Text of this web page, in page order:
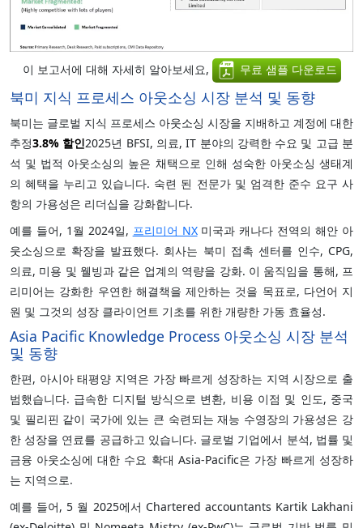
이 보고서에 대해 자세히 알아보세요, 무료 샘플 다운로드
북미 지식 프로세스 아웃소싱 시장 분석 및 동향
북미는 글로벌 지식 프로세스 아웃소싱 시장을 지배하고 계정에 대한
추정3.8% 할인2025년 BFSI, 의료, IT 분야의 강력한 수요 및 고급 분
석 및 법적 아웃소싱의 높은 채택으로 인해 성숙한 아웃소싱 생태계
의 혜택을 누리고 있습니다. 숙련 된 전문가 및 엄격한 준수 요구 사
항의 가용성은 리더십을 강화합니다.
예를 들어, 1월 2024일, 프리미어 NX미국과 캐나다 전역의 해안 아
웃소싱으로 확장을 발표했다. 회사는 북미 접촉 센터를 인수, CPG,
의료, 미용 및 웰빙과 같은 업계의 역량을 강화. 이 움직임을 통해, 프
리미어는 강화한 우연한 해결책을 제안하는 것을 목표로, 다언어 지
원 및 그것의 성장 클라이언트 기초를 위한 개량한 가동 효율성.
Asia Pacific Knowledge Process 아웃소싱 시장 분석
및 동향
한편, 아시아 태평양 지역은 가장 빠르게 성장하는 지역 시장으로 출
범했습니다. 급속한 디지털 방식으로 변환, 비용 이점 및 인도, 중국
및 필리핀 같이 국가에 있는 큰 숙련되는 재능 수영장의 가용성은 강
한 성장을 연료를 공급하고 있습니다. 글로벌 기업에서 분석, 법률 및
금융 아웃소싱에 대한 수요 확대 Asia-Pacific은 가장 빠르게 성장하
는 지역으로.
예를 들어, 5 월 2025에서 Chartered accountants Kartik Lakhani